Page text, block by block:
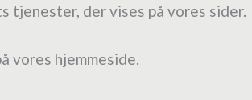
der vises på vores sider.
hjemmeside.